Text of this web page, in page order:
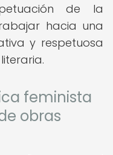
de la
hacia una
y respetuosa
feminista
obras